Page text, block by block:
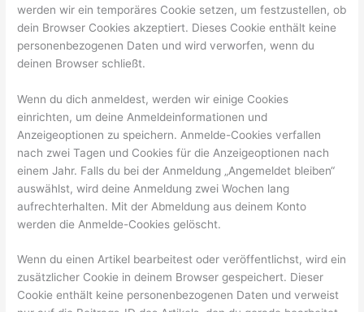
werden wir ein temporäres Cookie setzen, um festzustellen, ob
dein Browser Cookies akzeptiert. Dieses Cookie enthält keine
personenbezogenen Daten und wird verworfen, wenn du
deinen Browser schließt.
Wenn du dich anmeldest, werden wir einige Cookies
einrichten, um deine Anmeldeinformationen und
Anzeigeoptionen zu speichern. Anmelde-Cookies verfallen
nach zwei Tagen und Cookies für die Anzeigeoptionen nach
einem Jahr. Falls du bei der Anmeldung „Angemeldet bleiben“
auswählst, wird deine Anmeldung zwei Wochen lang
aufrechterhalten. Mit der Abmeldung aus deinem Konto
werden die Anmelde-Cookies gelöscht.
Wenn du einen Artikel bearbeitest oder veröffentlichst, wird ein
zusätzlicher Cookie in deinem Browser gespeichert. Dieser
Cookie enthält keine personenbezogenen Daten und verweist